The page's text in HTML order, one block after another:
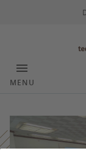
MENU